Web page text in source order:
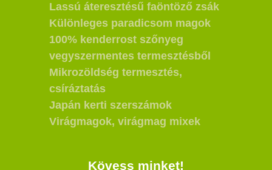
Lassú áteresztésű faöntöző zsák
Különleges paradicsom magok
100% kenderrost szőnyeg
vegyszermentes termesztésből
Mikrozöldség termesztés,
csíráztatás
Japán kerti szerszámok
Virágmagok, virágmag mixek
Kövess minket!